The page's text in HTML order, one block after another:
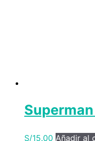
S/15.00 Añadir al